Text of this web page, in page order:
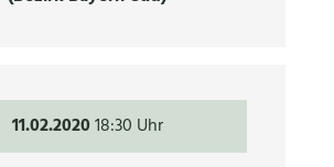
11.02.202018:30 Uhr